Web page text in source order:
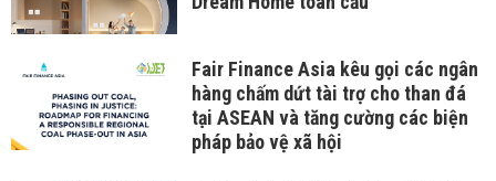
Fair Finance Asia kêu gọi các ngân
hàng chấm dứt tài trợ cho than đá
tại ASEAN và tăng cường các biện
pháp bảo vệ xã hội